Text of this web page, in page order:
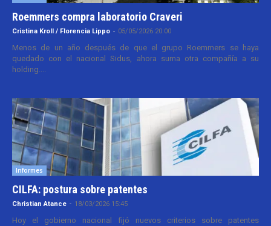
Roemmers compra laboratorio Craveri
Cristina Kroll / Florencia Lippo - 05/05/2026 20:00
Menos de un año después de que el grupo Roemmers se haya
quedado con el nacional Sidus, ahora suma otra compañía a su
holding....
Informes
CILFA: postura sobre patentes
Christian Atance - 18/03/2026 15:45
Hoy el gobierno nacional fijó nuevos criterios sobre patentes